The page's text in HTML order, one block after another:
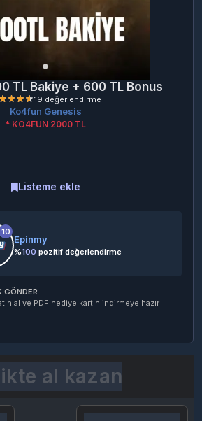
TL Bakiye + 600 TL Bonus
Ko4fun Genesis
* KO4FUN 2000 TL
Listeme ekle
10
Epinmy
%100 pozitif değerlendirme
GÖNDER
al ve PDF hediye kartın indirmeye hazır
al kazan